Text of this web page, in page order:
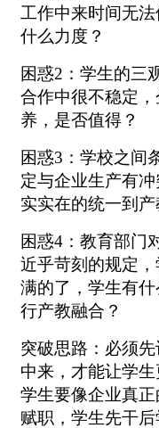
工作中来时间无
什么力度？
困惑2 ：学生的三
合作中很不稳定
养，是否值得？
困惑3 ：学校之间
定与企业生产有
实实在的统一到
困惑4 ：教育部门
近乎苛刻的规定
满的了，学生有
行产教融合？
突破思路：必须
中来，才能让学
学生要像企业真
赋职，学生先干